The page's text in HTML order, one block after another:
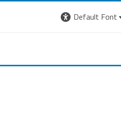
Default Font